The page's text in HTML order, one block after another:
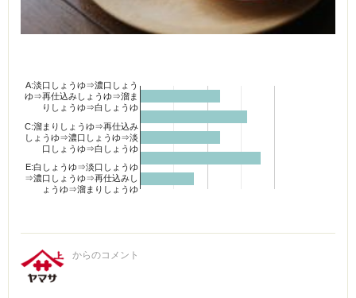
A:淡口しょうゆ⇒濃口しょう
ゆ⇒再仕込みしょうゆ⇒溜ま
りしょうゆ⇒白しょうゆ
C:溜まりしょうゆ⇒再仕込み
しょうゆ⇒濃口しょうゆ⇒淡
口しょうゆ⇒白しょうゆ
E:白しょうゆ⇒淡口しょうゆ
⇒濃口しょうゆ⇒再仕込みし
ょうゆ⇒溜まりしょうゆ
からのコメント